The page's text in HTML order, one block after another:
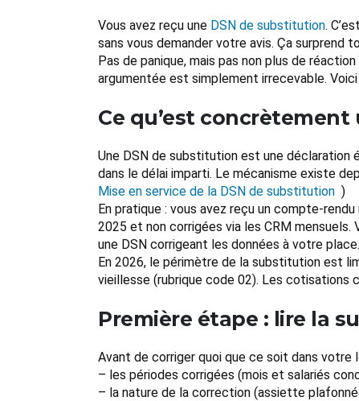
Vous avez reçu une DSN de substitution.
sans vous demander votre avis. Ça surprend
Pas de panique, mais pas non plus de
argumentée est simplement irrecevable. Voici
Ce qu’est
Une DSN de substitution est une déclaration
dans le délai imparti. Le mécanisme existe
Mise en service de la DSN de substitution )
En pratique : vous avez reçu un compte-
2025 et non corrigées via les CRM mensuels.
une DSN corrigeant les données à votre place.
En 2026, le périmètre de la substitution est
vieillesse (rubrique code 02). Les cotisations
Première étape : lire la
Avant de corriger quoi que ce soit dans votre
– les périodes corrigées (mois et salariés
– la nature de la correction (assiette